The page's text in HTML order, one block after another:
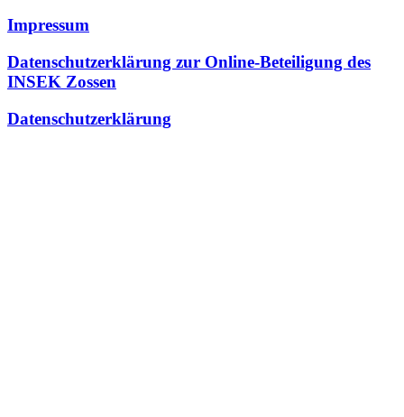
Impressum
Datenschutzerklärung zur Online-Beteiligung des
INSEK Zossen
Datenschutzerklärung